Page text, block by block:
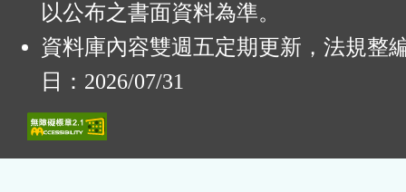
以公布之書面資料為準。
資料庫內容雙週五定期更新，法規整
日：2026/07/31